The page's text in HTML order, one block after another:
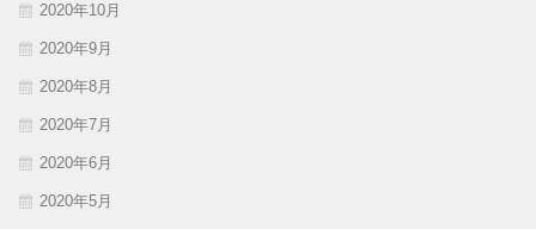
2020年10月
2020年9月
2020年8月
2020年7月
2020年6月
2020年5月